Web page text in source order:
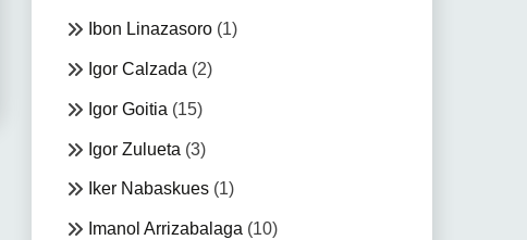
Ibon Linazasoro(1)
Igor Calzada (2)
Igor Goitia (15)
Igor Zulueta (3)
Iker Nabaskues(1)
Imanol Arrizabalaga (10)